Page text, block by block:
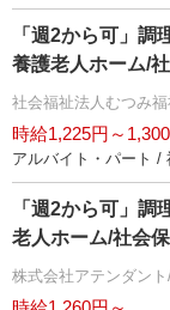
「週2から可」調
養護老人ホーム/
社会福祉法人むつみ
時給1,225円～
アルバイト・パート /
「週2から可」調
老人ホーム/社会
株式会社アテンダン